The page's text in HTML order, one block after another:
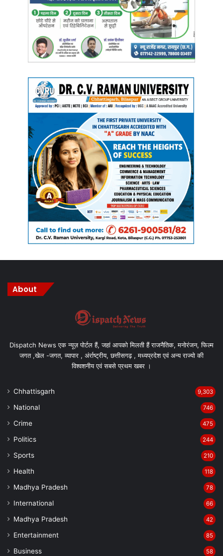
About
Dispatch News एक न्यूज़ पोर्टल हैं, जहां आपको मिलती हैं राजनैतिक, मनोरंजन, फिल्म
जगत ,खेल -जगत, व्यापार , अंर्राष्ट्रीय, छत्तीसगढ़ , मध्यप्रदेश एवं अन्य राज्यो की
विश्वशनीय एवं सबसे प्रथम खबर ।
Chhattisgarh 9,303
National 746
Crime 475
Politics 244
Sports 210
Health 118
Madhya Pradesh 78
International 66
Madhya Pradesh 42
Entertainment 85
Business 58